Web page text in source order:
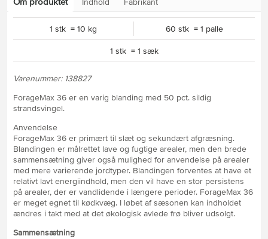
Indhold Fabrikant
1 stk = 10 kg 60 stk = 1 palle
1 stk = 1 sæk
Varenummer: 138827
ForageMax 36 er en varig blanding med 50 pct. sildig
strandsvingel.
Anvendelse
ForageMax 36 er primært til slæt og sekundært afgræsning.
Blandingen er målrettet lave og fugtige arealer, men den brede
sammensætning giver også mulighed for anvendelse på arealer
med mere varierende jordtyper. Blandingen forventes at have et
relativt lavt energiindhold, men den vil have en stor persistens
på arealer, der er vandlidende i længere perioder. ForageMax 36
er meget egnet til kødkvæg. I løbet af sæsonen kan indholdet
ændres i takt med at det økologisk avlede frø bliver udsolgt.
Sammensætning